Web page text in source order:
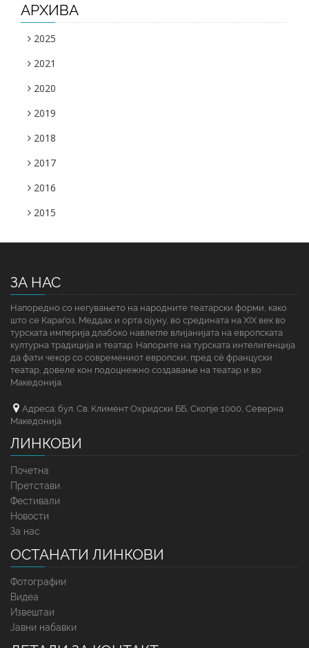
АРХИВА
2025
2021
2020
2019
2018
2017
2016
2015
ЗА НАС
Напоредно со негувањето на народните театарски форми, како
што се Караѓоз, Меддах и орта ојуну, во средината на XIX век во
турската империја длабоко навлегле влијанијата на европската
културна традиција и театар. Напорите на турската интелигенција
да фати чекор со современиот европски, пред сè француски
театар, довеле кон подоцнежно создавање на театар и во
Македонија.
Адреса: бул. Св. Климент Охридски ББ, Скопје 1000, Северна
Македонија
ЛИНКОВИ
Почетна
Претстави
Фестивали
Новости
За нас
ОСТАНАТИ ЛИНКОВИ
Фотографии
Видеа
Извештаи
Јавни набавки